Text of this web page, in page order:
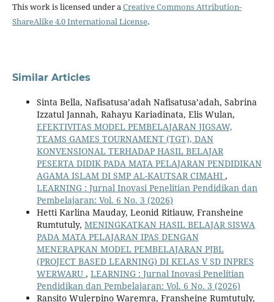
This work is licensed under aCreative Commons Attribution-
ShareAlike 4.0 International License.
Similar Articles
Sinta Bella, Nafisatusa’adah Nafisatusa’adah, Sabrina
Izzatul Jannah, Rahayu Kariadinata, Elis Wulan,
EFEKTIVITAS MODEL PEMBELAJARAN JIGSAW,
TEAMS GAMES TOURNAMENT (TGT), DAN
KONVENSIONAL TERHADAP HASIL BELAJAR
PESERTA DIDIK PADA MATA PELAJARAN PENDIDIKAN
AGAMA ISLAM DI SMP AL-KAUTSAR CIMAHI ,
LEARNING : Jurnal Inovasi Penelitian Pendidikan dan
Pembelajaran: Vol. 6 No. 3 (2026)
Hetti Karlina Mauday, Leonid Ritiauw, Fransheine
Rumtutuly, MENINGKATKAN HASIL BELAJAR SISWA
PADA MATA PELAJARAN IPAS DENGAN
MENERAPKAN MODEL PEMBELAJARAN PJBL
(PROJECT BASED LEARNING) DI KELAS V SD INPRES
WERWARU , LEARNING : Jurnal Inovasi Penelitian
Pendidikan dan Pembelajaran: Vol. 6 No. 3 (2026)
Ransito Wulerpino Waremra, Fransheine Rumtutuly,